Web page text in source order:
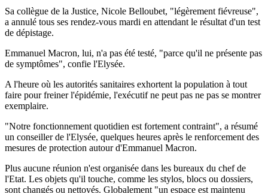
Sa collègue de la Justice, Nicole Belloubet, "légèrement fiévreuse",
a annulé tous ses rendez-vous mardi en attendant le résultat d'un test
de dépistage.
Emmanuel Macron, lui, n'a pas été testé, "parce qu'il ne présente pas
de symptômes", confie l'Elysée.
A l'heure où les autorités sanitaires exhortent la population à tout
faire pour freiner l'épidémie, l'exécutif ne peut pas ne pas se montrer
exemplaire.
"Notre fonctionnement quotidien est fortement contraint", a résumé
un conseiller de l'Elysée, quelques heures après le renforcement des
mesures de protection autour d'Emmanuel Macron.
Plus aucune réunion n'est organisée dans les bureaux du chef de
l'Etat. Les objets qu'il touche, comme les stylos, blocs ou dossiers,
sont changés ou nettoyés. Globalement "un espace est maintenu